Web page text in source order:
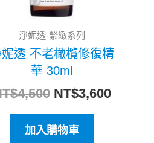
淨妮透-緊緻系列
透 不老橄欖修復精
華 30ml
4,500 NT$3,600
加入購物車